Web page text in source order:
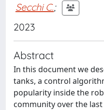
Secchi C.;
2023
Abstract
In this document we
tanks, a control
popularity inside the
community over the